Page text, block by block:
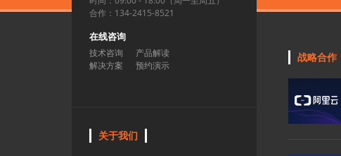
合作：134-2415-8521
在线咨询
技术咨询
产品解读
解决方案
预约演示
关于我们
战略合作